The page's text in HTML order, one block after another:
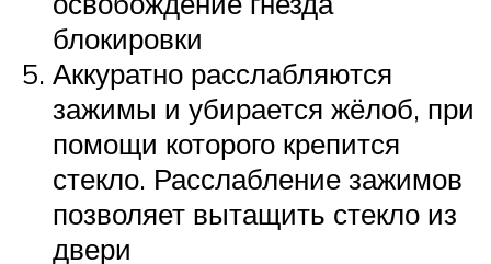
блокировки
Аккуратно расслабляются
зажимы и убирается жёлоб, при
помощи которого крепится
стекло. Расслабление зажимов
позволяет вытащить стекло из
двери